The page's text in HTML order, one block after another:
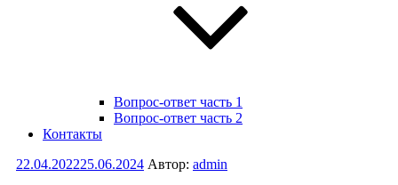
Вопрос-ответ часть 1
Вопрос-ответ часть 2
Контакты
Опубликовано
22.04.202225.06.2024 Автор: admin